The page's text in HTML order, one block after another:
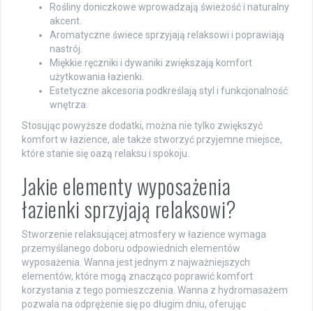
Rośliny doniczkowe wprowadzają świeżość i naturalny
akcent.
Aromatyczne świece sprzyjają relaksowi i poprawiają
nastrój.
Miękkie ręczniki i dywaniki zwiększają komfort
użytkowania łazienki.
Estetyczne akcesoria podkreślają styl i funkcjonalność
wnętrza.
Stosując powyższe dodatki, można nie tylko zwiększyć
komfort w łazience, ale także stworzyć przyjemne miejsce,
które stanie się oazą relaksu i spokoju.
Jakie elementy wyposażenia
łazienki sprzyjają relaksowi?
Stworzenie relaksującej atmosfery w łazience wymaga
przemyślanego doboru odpowiednich elementów
wyposażenia. Wanna jest jednym z najważniejszych
elementów, które mogą znacząco poprawić komfort
korzystania z tego pomieszczenia. Wanna z hydromasażem
pozwala na odprężenie się po długim dniu, oferując